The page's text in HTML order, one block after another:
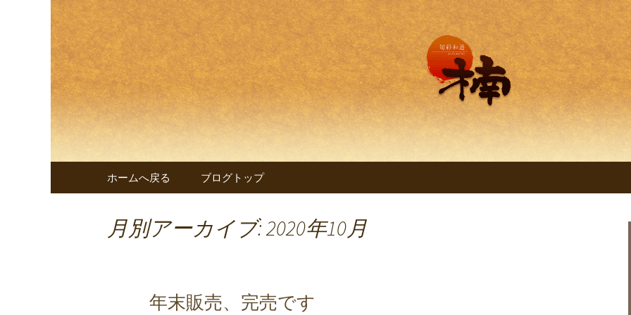
兵庫・西明石の創作和食料
遊 楠～くすのき～」
兵庫・西明石の創作和食料理 旬彩和遊 楠。
コンテンツへ移動
ホームへ戻る ブログトップ
月別アーカイブ: 2020年10月
年末販売、完売です